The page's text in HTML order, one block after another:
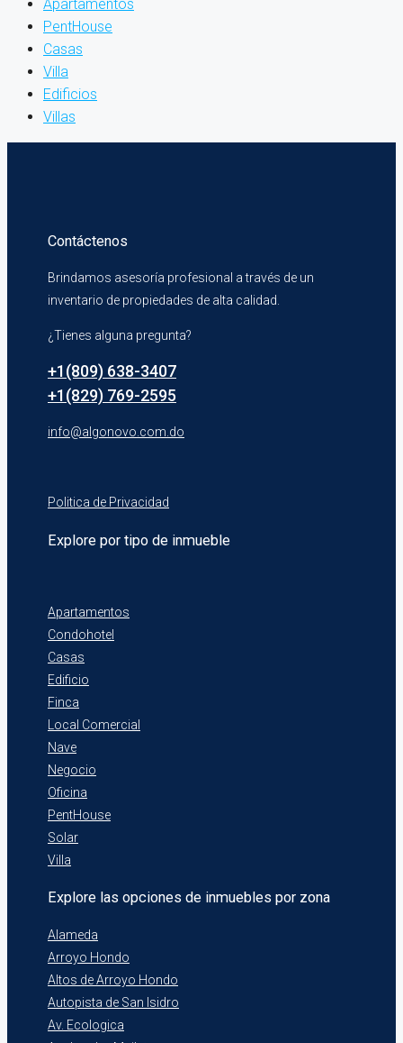
Apartamentos
PentHouse
Casas
Villa
Edificios
Villas
Contáctenos
Brindamos asesoría profesional a través de un
inventario de propiedades de alta calidad.
¿Tienes alguna pregunta?
+1(809) 638-3407
+1(829) 769-2595
info@algonovo.com.do
Politica de Privacidad
Explore por tipo de inmueble
Apartamentos
Condohotel
Casas
Edificio
Finca
Local Comercial
Nave
Negocio
Oficina
PentHouse
Solar
Villa
Explore las opciones de inmuebles por zona
Alameda
Arroyo Hondo
Altos de Arroyo Hondo
Autopista de San Isidro
Av. Ecologica